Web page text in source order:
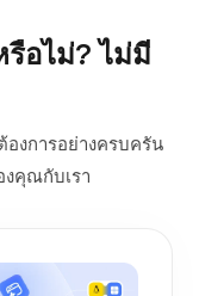
อไม่? ไม่มี
งการอย่างครบครัน
คุณกับเรา